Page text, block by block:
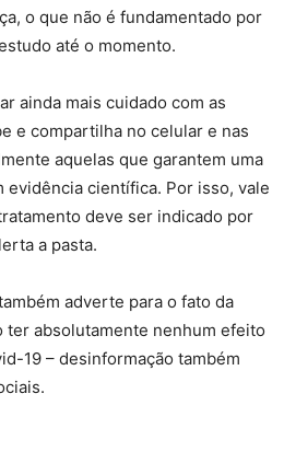
o que não é fundamentado por
até o momento.
ainda mais cuidado com as
e compartilha no celular e nas
aquelas que garantem uma
evidência científica. Por isso, vale
deve ser indicado por
a pasta.
adverte para o fato da
ter absolutamente nenhum efeito
19 – desinformação também